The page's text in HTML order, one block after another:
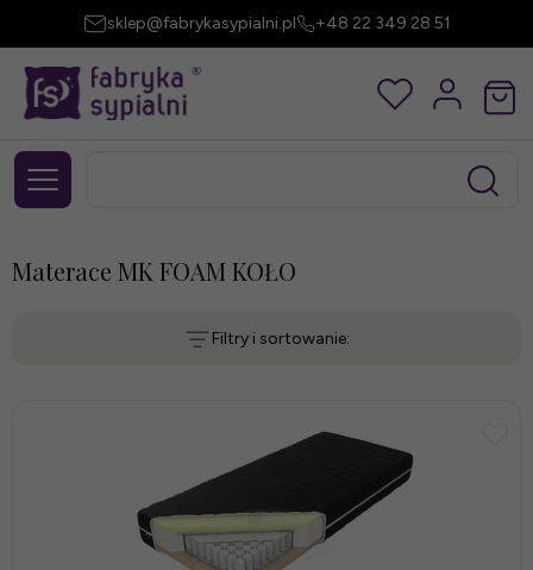
sklep@fabrykasypialni.pl +48 22 349 28 51
Materace MK FOAM KOŁO
Filtry i sortowanie: